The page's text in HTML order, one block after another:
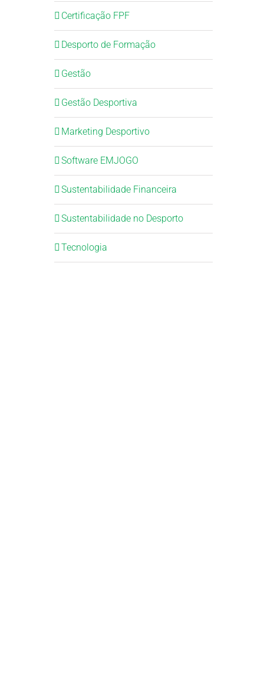
Certificação FPF
Desporto de Formação
Gestão
Gestão Desportiva
Marketing Desportivo
Software EMJOGO
Sustentabilidade Financeira
Sustentabilidade no Desporto
Tecnologia